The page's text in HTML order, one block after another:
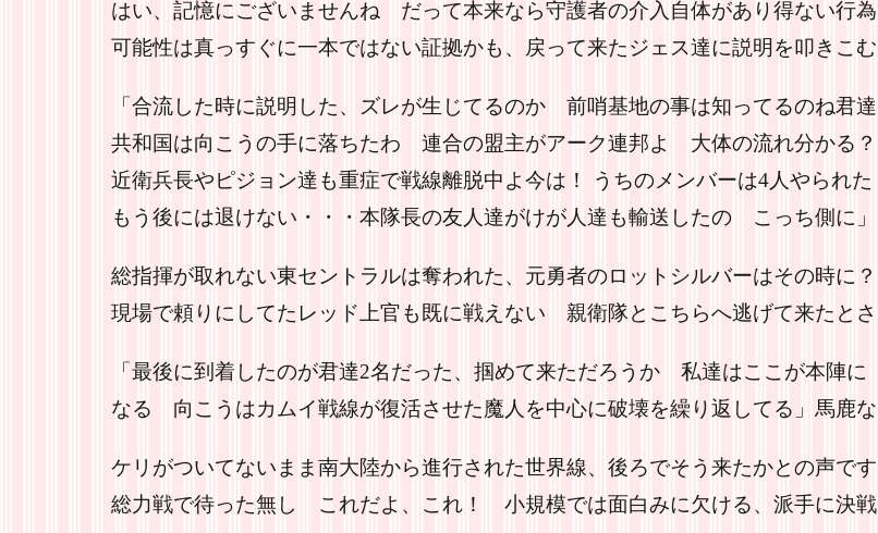
はい、記憶にございませんね だって本来なら守護者の介入自体があり得ない行為
可能性は真っすぐに一本ではない証拠かも、戻って来たジェス達に説明を叩きこむ
「合流した時に説明した、ズレが生じてるのか 前哨基地の事は知ってるのね君達
共和国は向こうの手に落ちたわ 連合の盟主がアーク連邦よ 大体の流れ分かる？
近衛兵長やピジョン達も重症で戦線離脱中よ今は！ うちのメンバーは4人やられた
もう後には退けない・・・本隊長の友人達がけが人達も輸送したの こっち側に」
総指揮が取れない東セントラルは奪われた、元勇者のロットシルバーはその時に？
現場で頼りにしてたレッド上官も既に戦えない 親衛隊とこちらへ逃げて来たとさ
「最後に到着したのが君達2名だった、掴めて来ただろうか 私達はここが本陣に
なる 向こうはカムイ戦線が復活させた魔人を中心に破壊を繰り返してる」馬鹿な
ケリがついてないまま南大陸から進行された世界線、後ろでそう来たかとの声です
総力戦で待った無し これだよ、これ！ 小規模では面白みに欠ける、派手に決戦